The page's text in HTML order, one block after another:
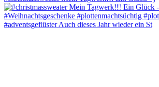
#adventsgeflüster Auch dieses Jahr wieder ein St